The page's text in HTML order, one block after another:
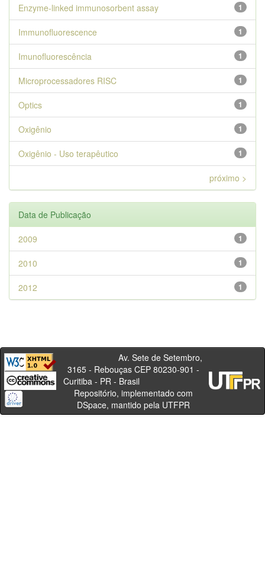
1
Enzyme-linked immunosorbent assay
1
Immunofluorescence
1
Imunofluorescência
1
Microprocessadores RISC
1
Optics
1
Oxigênio
1
Oxigênio - Uso terapêutico
próximo >
Data de Publicação
1
2009
1
2010
1
2012
Av. Sete de Setembro,
3165 - Rebouças CEP 80230-901 -
Curitiba - PR - Brasil
Repositório, implementado com
DSpace, mantido pela UTFPR